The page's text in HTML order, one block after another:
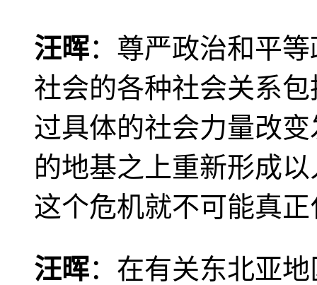
汪晖：尊严政治和平
社会的各种社会关系
过具体的社会力量改
的地基之上重新形成
这个危机就不可能真
汪晖：在有关东北亚